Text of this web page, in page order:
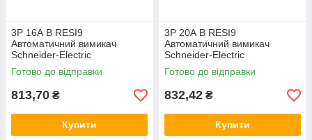
3P 16А B RESI9
Автоматичний вимикач
Schneider-Electric
триполюсний, R9F02316,
модульний Шнайдер автомат
Готово до відправки
813,70 ₴
Купити
3P 20А B RESI9
Автоматичний вимикач
Schneider-Electric
триполюсний, R9F02320,
модульний Шнайдер автомат
Готово до відправки
832,42 ₴
Купити